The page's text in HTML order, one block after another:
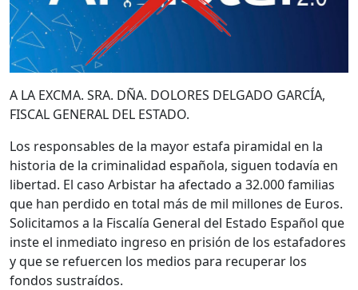
A LA EXCMA. SRA. DÑA. DOLORES DELGADO GARCÍA,
FISCAL GENERAL DEL ESTADO.
Los responsables de la mayor estafa piramidal en la
historia de la criminalidad española, siguen todavía en
libertad. El caso Arbistar ha afectado a 32.000 familias
que han perdido en total más de mil millones de Euros.
Solicitamos a la Fiscalía General del Estado Español que
inste el inmediato ingreso en prisión de los estafadores
y que se refuercen los medios para recuperar los
fondos sustraídos.